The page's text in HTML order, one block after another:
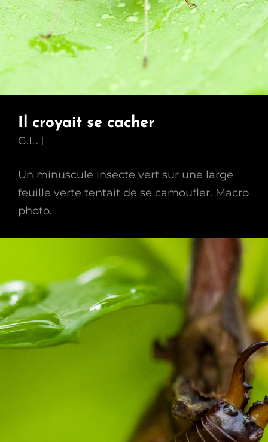
Il croyait se cacher
G.L.
Un minuscule insecte vert sur une large
feuille verte tentait de se camoufler. Macro
photo.